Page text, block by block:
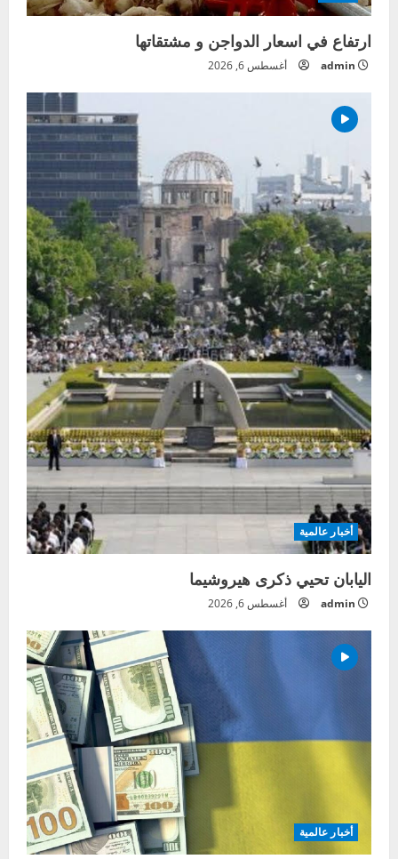
ارتفاع في اسعار الدواجن و مشتقاتها
admin أغسطس 6, 2026
أخبار عالمية
اليابان تحيي ذكرى هيروشيما
admin أغسطس 6, 2026
أخبار عالمية